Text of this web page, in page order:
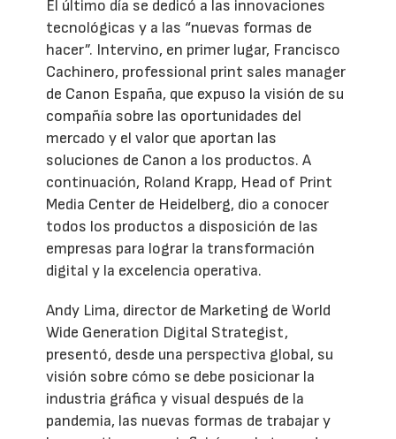
El último día se dedicó a las innovaciones
tecnológicas y a las “nuevas formas de
hacer”. Intervino, en primer lugar, Francisco
Cachinero, professional print sales manager
de Canon España, que expuso la visión de su
compañía sobre las oportunidades del
mercado y el valor que aportan las
soluciones de Canon a los productos. A
continuación, Roland Krapp, Head of Print
Media Center de Heidelberg, dio a conocer
todos los productos a disposición de las
empresas para lograr la transformación
digital y la excelencia operativa.
Andy Lima, director de Marketing de World
Wide Generation Digital Strategist,
presentó, desde una perspectiva global, su
visión sobre cómo se debe posicionar la
industria gráfica y visual después de la
pandemia, las nuevas formas de trabajar y